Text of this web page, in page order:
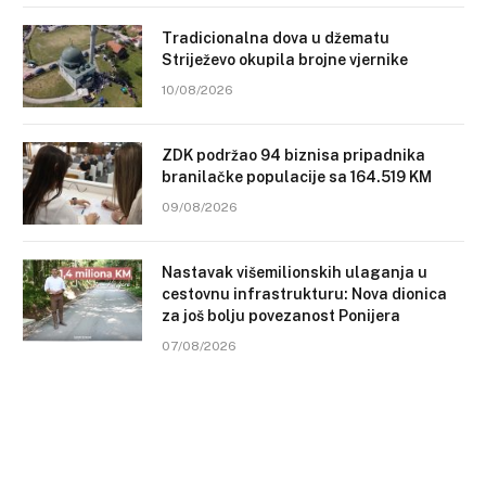
Tradicionalna dova u džematu
Striježevo okupila brojne vjernike
10/08/2026
ZDK podržao 94 biznisa pripadnika
branilačke populacije sa 164.519 KM
09/08/2026
Nastavak višemilionskih ulaganja u
cestovnu infrastrukturu: Nova dionica
za još bolju povezanost Ponijera
07/08/2026